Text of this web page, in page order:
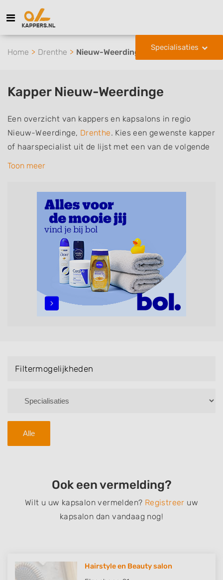
Specialisaties
Home Drenthe Nieuw-Weerdinge
Kapper Nieuw-Weerdinge
Een overzicht van kappers en kapsalons in regio
Nieuw-Weerdinge, Drenthe. Kies een gewenste kapper
of haarspecialist uit de lijst met een van de volgende
specialisaties of aantekeningen: mannen of
zonder afspraak terecht kunt. De vermelde kappers
kunnen uw haren wassen, knippen, föhnen en kleuren,
maar ook helpen met extensions, balyage, invlechten,
opsteken, weave, een keratinebehandeling, een
permanent, een bruidkapsel, make-up & visagie,
epileren, schoonheidsbehandelingen, het trimmen van
een baard en pruiken. U kunt de zoekresultaten
filteren met behulp van de specialisatie filter en u
Toon meer
Filtermogelijkheden
Alle
Ook een vermelding?
Wilt u uw kapsalon vermelden? Registreer uw
kapsalon dan vandaag nog!
Hairstyle en Beauty salon